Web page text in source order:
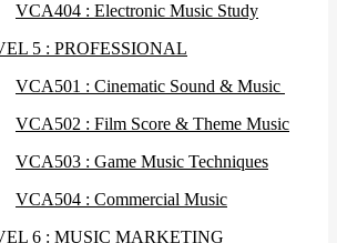
VCA404 : Electronic Music Study
5 : PROFESSIONAL
VCA501 : Cinematic Sound & Music
VCA502 : Film Score & Theme Music
VCA503 : Game Music Techniques
VCA504 : Commercial Music
6 : MUSIC MARKETING